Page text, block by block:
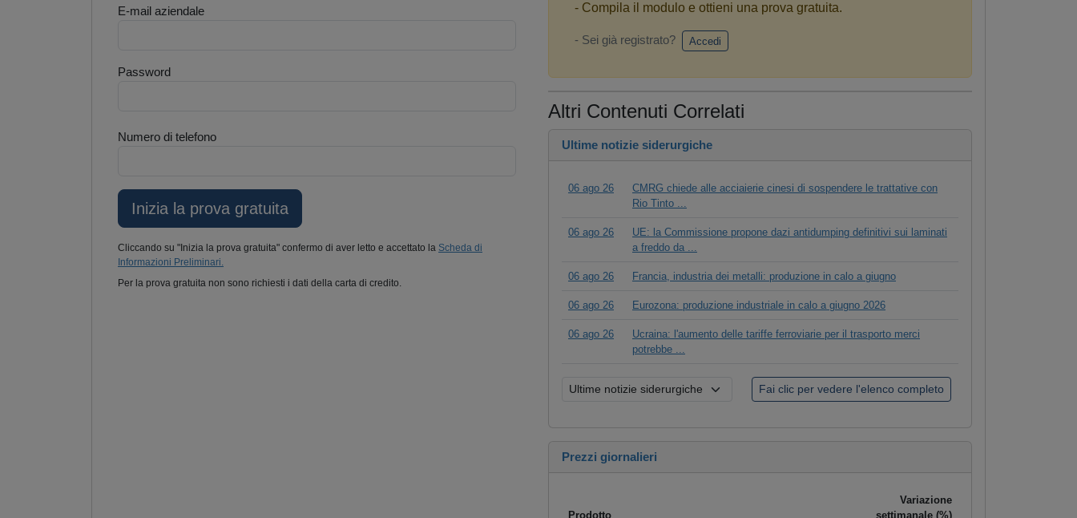
E-mail aziendale
Password
Numero di telefono
Cliccando su "Inizia la prova gratuita" confermo di aver letto e accettato la Scheda di
Informazioni Preliminari.
Per la prova gratuita non sono richiesti i dati della carta di credito.
- Compila il modulo e ottieni una prova gratuita.
- Sei già registrato? Accedi
Altri Contenuti Correlati
Ultime notizie siderurgiche
06 ago 26
CMRG chiede alle acciaierie cinesi di sospendere le trattative con
Rio Tinto ...
06 ago 26
UE: la Commissione propone dazi antidumping definitivi sui laminati
a freddo da ...
06 ago 26 Francia, industria dei metalli: produzione in calo a giugno
06 ago 26 Eurozona: produzione industriale in calo a giugno 2026
06 ago 26
Ucraina: l'aumento delle tariffe ferroviarie per il trasporto merci
potrebbe ...
Prezzi giornalieri
Prodotto
Variazione
settimanale (%)